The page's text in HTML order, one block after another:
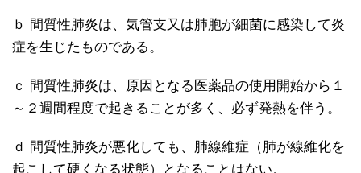
ｂ 間質性肺炎は、気管支又は肺胞が細菌に感染して炎
症を生じたものである。
ｃ 間質性肺炎は、原因となる医薬品の使用開始から１
～２週間程度で起きることが多く、必ず発熱を伴う。
ｄ 間質性肺炎が悪化しても、肺線維症（肺が線維化を
起こして硬くなる状態）となることはない。